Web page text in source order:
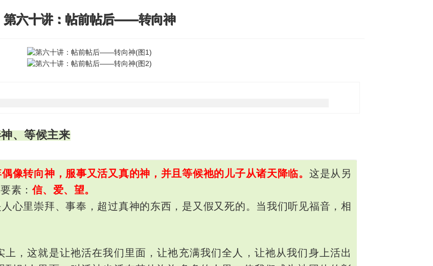
第六十讲：帖前帖后——转向神
、等候主来
像转向神，服事又活又真的神，并且等候祂的儿子从诸天降临。 这是从另
素：信、爱、望。
心里崇拜、事奉，超过真神的东西，是又假又死的。当我们听见福音，相
上，这就是让祂活在我们里面，让祂充满我们全人，让祂从我们身上活出